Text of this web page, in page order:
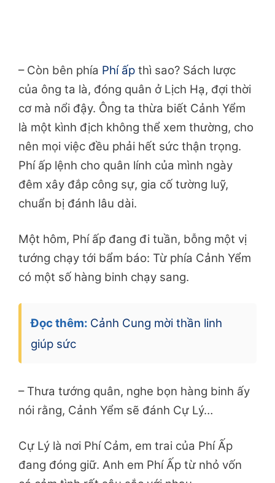
– Còn bên phía Phí ấp thì sao? Sách lược
của ông ta là, đóng quân ở Lịch Hạ, đợi thời
cơ mà nổi đậy. Ông ta thừa biết Cảnh Yểm
là một kình địch không thể xem thường, cho
nên mọi việc đều phải hết sức thận trọng.
Phí ấp lệnh cho quân lính của mình ngày
đêm xây đắp công sự, gia cố tường luỹ,
chuẩn bị đánh lâu dài.
Một hôm, Phí ấp đang đi tuần, bỗng một vị
tướng chạy tới bẩm báo: Từ phía Cảnh Yểm
có một số hàng binh chạy sang.
Đọc thêm: Cảnh Cung mời thần linh
giúp sức
– Thưa tướng quân, nghe bọn hàng binh ấy
nói rằng, Cảnh Yểm sẽ đánh Cự Lý…
Cự Lý là nơi Phí Cảm, em trai của Phí Ấp
đang đóng giữ. Anh em Phí Ấp từ nhỏ vốn